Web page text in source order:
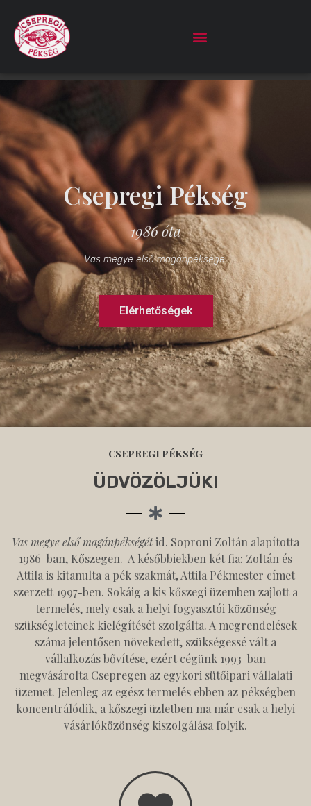
Csepregi Pékség
1986 óta
Vas megye első magánpéksége.
Elérhetőségek
CSEPREGI PÉKSÉG
ÜDVÖZÖLJÜK!
Vas megye első magánpékségétid. Soproni Zoltán alapította
1986-ban, Kőszegen. A későbbiekben két fia: Zoltán és
Attila is kitanulta a pék szakmát, Attila Pékmester címet
szerzett 1997-ben. Sokáig a kis kőszegi üzemben zajlott a
termelés, mely csak a helyi fogyasztói közönség
szükségleteinek kielégítését szolgálta. A megrendelések
száma jelentősen növekedett, szükségessé vált a
vállalkozás bővítése, ezért cégünk 1993-ban
megvásárolta Csepregen az egykori sütőipari vállalati
üzemet. Jelenleg az egész termelés ebben az pékségben
koncentrálódik, a kőszegi üzletben ma már csak a helyi
vásárlóközönség kiszolgálása folyik.